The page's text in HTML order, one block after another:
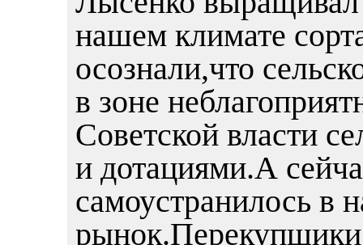
нашем климате
осознали,что
в зоне
Советской власти
и дотациями.А
самоустранилось в
рынок.Перекупщики